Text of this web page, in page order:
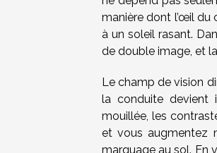
manière dont l’œil du
à un soleil rasant.
de double image, et
Le champ de vision
la conduite devient
mouillée, les
et vous augmentez
marquage au sol. En